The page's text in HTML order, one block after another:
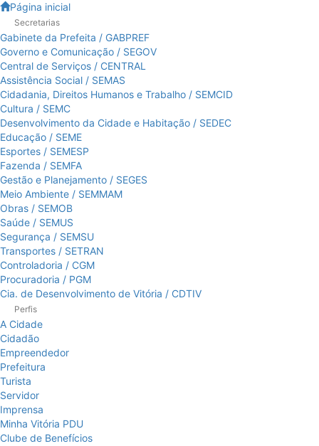
Prefeitura
de
Vitória
Atalhos
de
teclado:
Ir
para
a
página
de
instruções
de
acessibilidade
[]
Ir
para
a
página
inicial
do
Portal
[]
Ir
para
o
Portal
de
Serviços
[]
Ir
Página inicial
Secretarias
Gabinete da Prefeita / GABPREF
Governo e Comunicação / SEGOV
Central de Serviços / CENTRAL
Assistência Social / SEMAS
Cidadania, Direitos Humanos e Trabalho / SEMCID
Cultura / SEMC
Desenvolvimento da Cidade e Habitação / SEDEC
Educação / SEME
Esportes / SEMESP
Fazenda / SEMFA
Gestão e Planejamento / SEGES
Meio Ambiente / SEMMAM
Obras / SEMOB
Saúde / SEMUS
Segurança / SEMSU
Transportes / SETRAN
Controladoria / CGM
Procuradoria / PGM
Cia. de Desenvolvimento de Vitória / CDTIV
Perfis
A Cidade
Cidadão
Empreendedor
Prefeitura
Turista
Servidor
Imprensa
Minha Vitória PDU
Clube de Benefícios